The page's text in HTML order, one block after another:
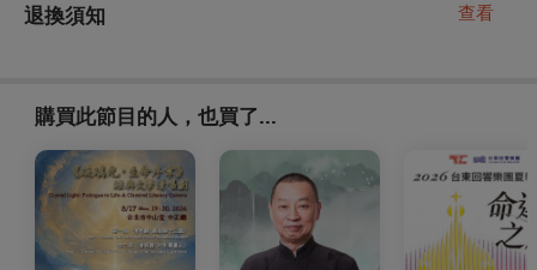
退換須知 查看
購買此節目的人，也買了...